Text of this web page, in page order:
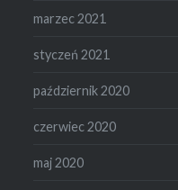
marzec 2021
styczeń 2021
październik 2020
czerwiec 2020
maj 2020